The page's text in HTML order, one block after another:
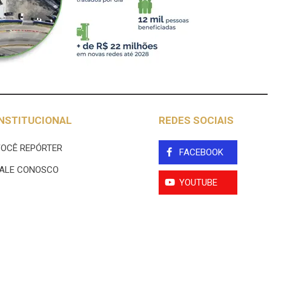
REPÓRTER
CONOSCO
REDES SOCIAIS
FACEBOOK
YOUTUBE